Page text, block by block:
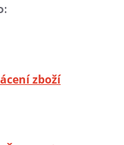
zboží